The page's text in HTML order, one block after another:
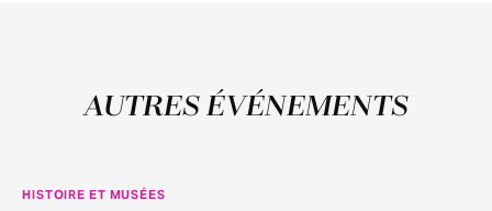
AUTRES ÉVÉNEMENTS
HISTOIRE ET MUSÉES